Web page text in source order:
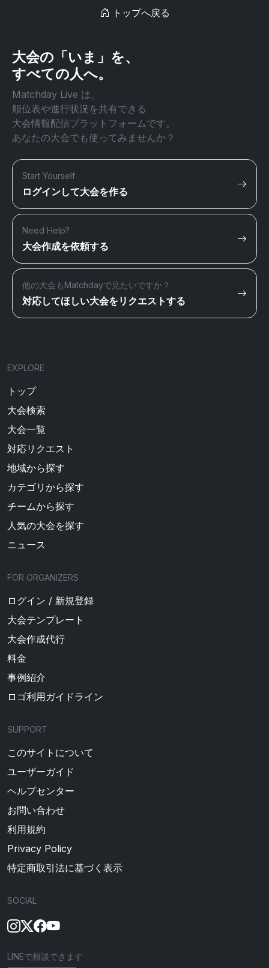
トップへ戻る
大会の「いま」を、
すべての人へ。
Matchday Live は、
順位表や進行状況を共有できる
大会情報配信プラットフォームです。
あなたの大会でも使ってみませんか？
Start Yourself
ログインして大会を作る
Need Help?
大会作成を依頼する
他の大会もMatchdayで見たいですか？
対応してほしい大会をリクエストする
EXPLORE
トップ
大会検索
大会一覧
対応リクエスト
地域から探す
カテゴリから探す
チームから探す
人気の大会を探す
ニュース
FOR ORGANIZERS
ログイン / 新規登録
大会テンプレート
大会作成代行
料金
事例紹介
ロゴ利用ガイドライン
SUPPORT
このサイトについて
ユーザーガイド
ヘルプセンター
お問い合わせ
利用規約
Privacy Policy
特定商取引法に基づく表示
SOCIAL
LINEで相談できます